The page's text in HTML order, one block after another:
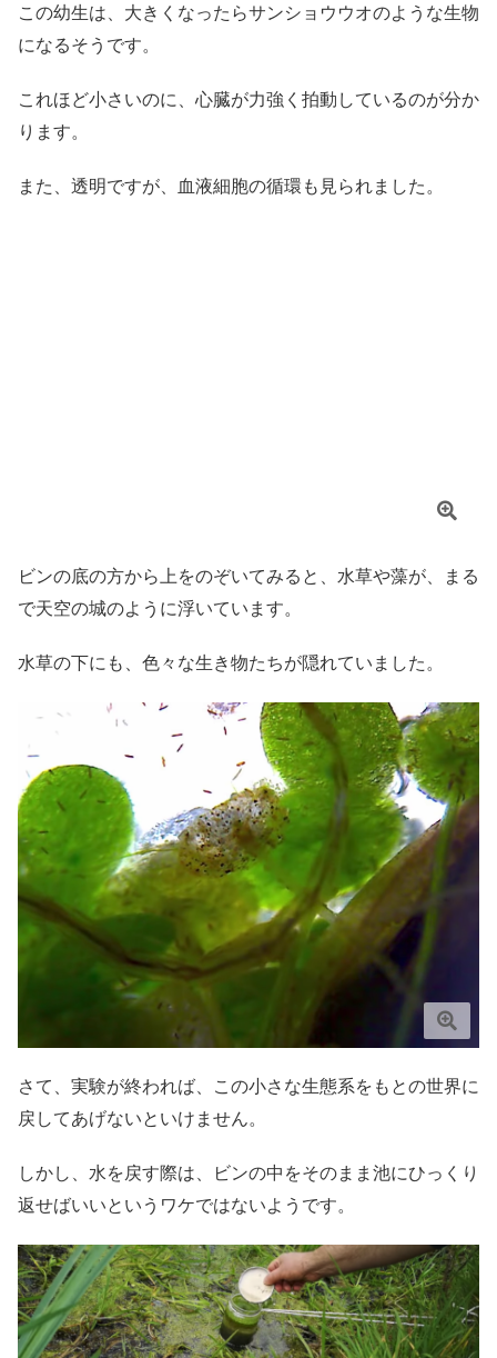
この幼生は、大きくなったらサンショウウオのような生物
になるそうです。
これほど小さいのに、心臓が力強く拍動しているのが分か
ります。
また、透明ですが、血液細胞の循環も見られました。
ビンの底の方から上をのぞいてみると、水草や藻が、まる
で天空の城のように浮いています。
水草の下にも、色々な生き物たちが隠れていました。
さて、実験が終われば、この小さな生態系をもとの世界に
戻してあげないといけません。
しかし、水を戻す際は、ビンの中をそのまま池にひっくり
返せばいいというワケではないようです。